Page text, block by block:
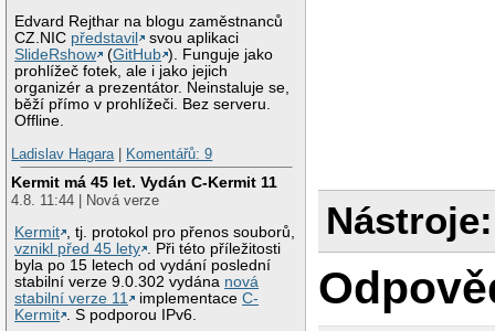
Edvard Rejthar na blogu zaměstnanců
CZ.NIC představil
svou aplikaci
SlideRshow
(GitHub ). Funguje jako
prohlížeč fotek, ale i jako jejich
organizér a prezentátor. Neinstaluje se,
běží přímo v prohlížeči. Bez serveru.
Offline.
Ladislav Hagara | Komentářů: 9
Kermit má 45 let. Vydán C-Kermit 11
4.8. 11:44 | Nová verze
Kermit , tj. protokol pro přenos souborů,
vznikl před 45 lety . Při této příležitosti
byla po 15 letech od vydání poslední
stabilní verze 9.0.302 vydána nová
stabilní verze 11
implementaceC-
Kermit . S podporou IPv6.
Nástroje: